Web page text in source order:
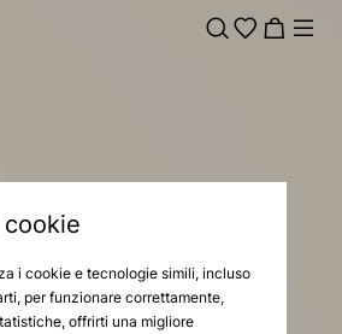
i cookie e tecnologie simili, incluso
per funzionare correttamente,
offrirti una migliore